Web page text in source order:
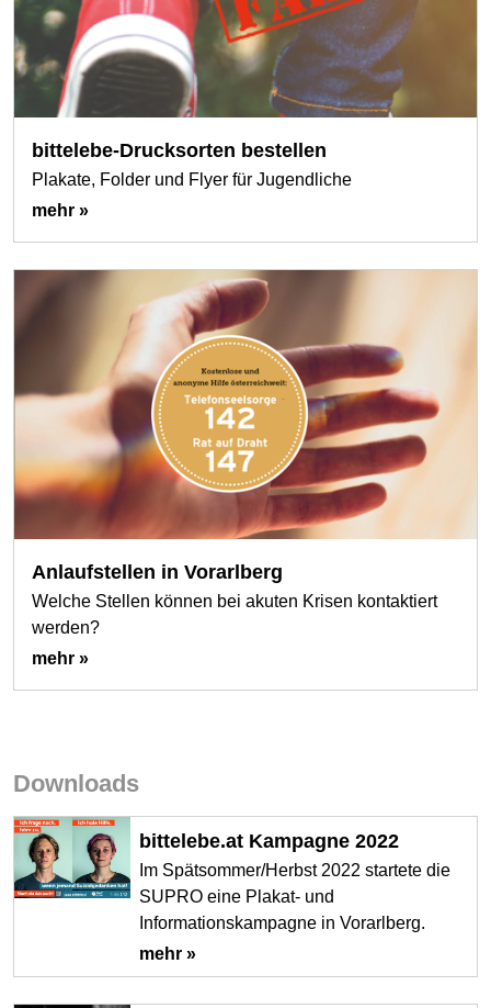
bittelebe-Drucksorten bestellen
Plakate, Folder und Flyer für Jugendliche
mehr »
Anlaufstellen in Vorarlberg
Welche Stellen können bei akuten Krisen kontaktiert
werden?
mehr »
Downloads
bittelebe.at Kampagne 2022
Im Spätsommer/Herbst 2022 startete die
SUPRO eine Plakat- und
Informationskampagne in Vorarlberg.
mehr »